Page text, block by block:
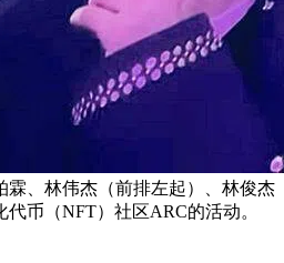
霖、林伟杰（前排左起）、林俊杰
币（NFT）社区ARC的活动。